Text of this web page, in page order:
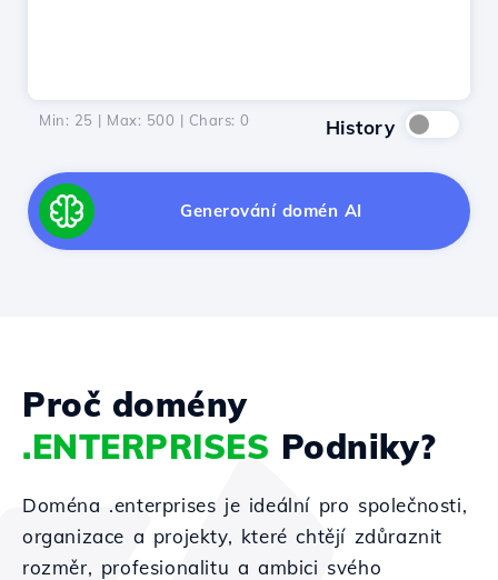
Min: 25 | Max: 500 | Chars: 0 History
Generování domén AI
Proč domény
.ENTERPRISES Podniky?
Doména .enterprises je ideální pro společnosti,
organizace a projekty, které chtějí zdůraznit
rozměr, profesionalitu a ambici svého